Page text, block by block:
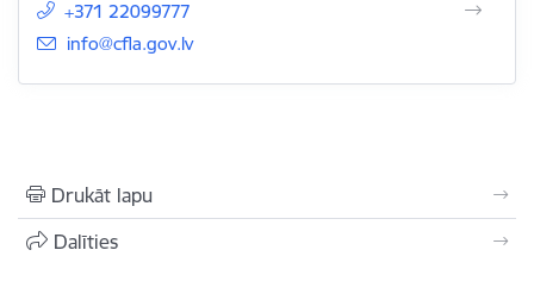
+371 22099777
E-pasts:
info@cfla.gov.lv
Drukāt lapu
Dalīties